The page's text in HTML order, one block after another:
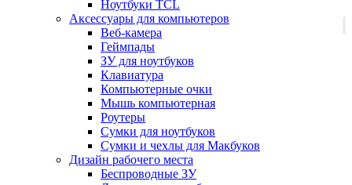
Ноутбуки TCL
Аксессуары для компьютеров
Веб-камера
Геймпады
ЗУ для ноутбуков
Клавиатура
Компьютерные очки
Мышь компьютерная
Роутеры
Сумки для ноутбуков
Сумки и чехлы для Макбуков
Дизайн рабочего места
Беспроводные ЗУ